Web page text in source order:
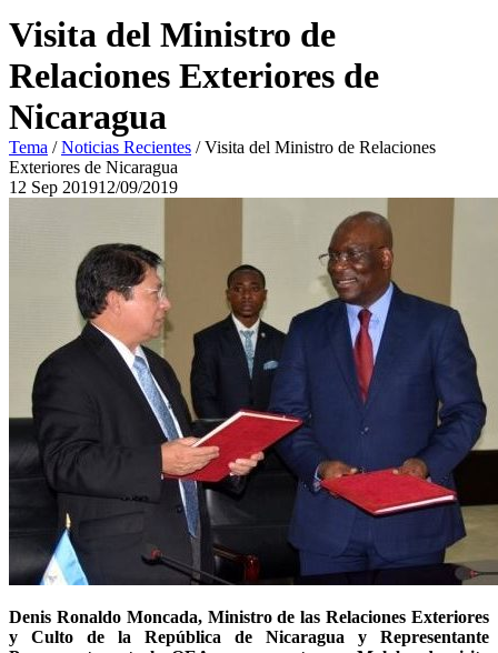
Visita del Ministro de
Relaciones Exteriores de
Nicaragua
Tema /Noticias Recientes /Visita del Ministro de Relaciones
Exteriores de Nicaragua
12 Sep 201912/09/2019
Denis Ronaldo Moncada, Ministro de las Relaciones Exteriores
y Culto de la República de Nicaragua y Representante